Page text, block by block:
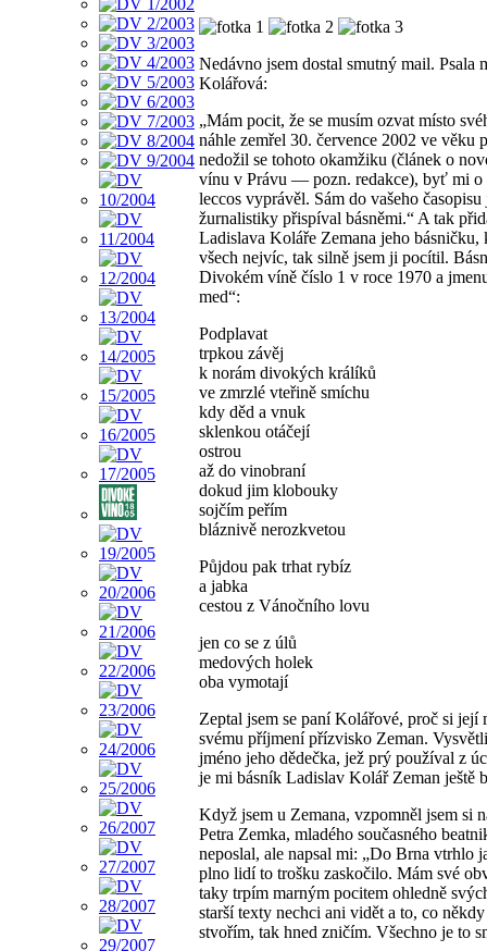
Nedávno jsem dostal smutný mail. Psala
Kolářová:
„Mám pocit, že se musím ozvat místo
náhle zemřel 30. července 2002 ve věku
nedožil se tohoto okamžiku (článek o
vínu v Právu — pozn. redakce), byť mi
leccos vyprávěl. Sám do vašeho časopisu
žurnalistiky přispíval básněmi.“ A tak
Ladislava Koláře Zemana jeho básničku,
všech nejvíc, tak silně jsem ji pocítil.
Divokém víně číslo 1 v roce 1970 a
med“:
Podplavat
trpkou závěj
k norám divokých králíků
ve zmrzlé vteřině smíchu
kdy děd a vnuk
sklenkou otáčejí
ostrou
až do vinobraní
dokud jim klobouky
sojčím peřím
bláznivě nerozkvetou
Půjdou pak trhat rybíz
a jabka
cestou z Vánočního lovu
jen co se z úlů
medových holek
oba vymotají
Zeptal jsem se paní Kolářové, proč si její
svému příjmení přízvisko Zeman.
jméno jeho dědečka, jež prý používal z
je mi básník Ladislav Kolář Zeman ještě
Když jsem u Zemana, vzpomněl jsem si
Petra Zemka, mladého současného
neposlal, ale napsal mi: „Do Brna vtrhlo
plno lidí to trošku zaskočilo. Mám své
taky trpím marným pocitem ohledně
starší texty nechci ani vidět a to, co
stvořím, tak hned zničím. Všechno je to